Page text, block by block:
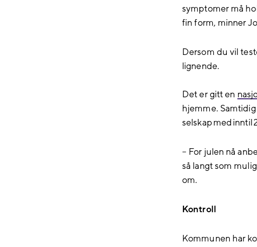
symptomer må
fin form, minner
Dersom du vil
lignende.
Det er gitt en
hjemme.
selskap med inntil
– For julen nå
så langt som
om.
Kontroll
Kommunen har